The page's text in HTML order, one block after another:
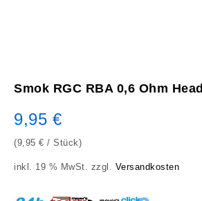
Smok RGC RBA 0,6 Ohm Head
9,95 €
(9,95 € / Stück)
inkl. 19 % MwSt. zzgl. Versandkosten